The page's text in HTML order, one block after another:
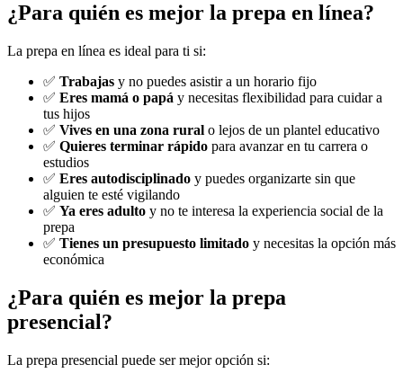
¿Para quién es mejor la prepa en línea?
La prepa en línea es ideal para ti si:
✅ Trabajas y no puedes asistir a un horario fijo
✅ Eres mamá o papá y necesitas flexibilidad para cuidar a
tus hijos
✅ Vives en una zona rural o lejos de un plantel educativo
✅ Quieres terminar rápido para avanzar en tu carrera o
estudios
✅ Eres autodisciplinado y puedes organizarte sin que
alguien te esté vigilando
✅ Ya eres adulto y no te interesa la experiencia social de la
prepa
✅ Tienes un presupuesto limitado y necesitas la opción más
económica
¿Para quién es mejor la prepa
presencial?
La prepa presencial puede ser mejor opción si: